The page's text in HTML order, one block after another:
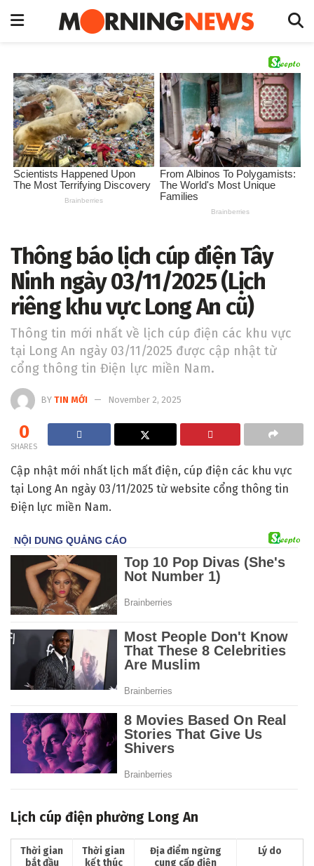
Thông báo lịch cúp điện Tây
Ninh ngày 03/11/2025 (Lịch
riêng khu vực Long An cũ)
Thông tin mới nhất về lịch cúp điện các khu vực
tại Long An ngày 03/11/2025 được cập nhật từ
cổng thông tin Điện lực miền Nam.
BY TIN MỚI November 2, 2025
0
SHARES
Cập nhật mới nhất lịch mất điện, cúp điện các khu vực
tại Long An ngày 03/11/2025 từ website cổng thông tin
Điện lực miền Nam.
Lịch cúp điện phường Long An
Thời gian
bắt đầu
Thời gian
kết thúc
Địa điểm ngừng
cung cấp điện
Lý do